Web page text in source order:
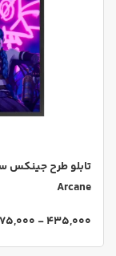
Arcane
435,000 - 875,000 تومان